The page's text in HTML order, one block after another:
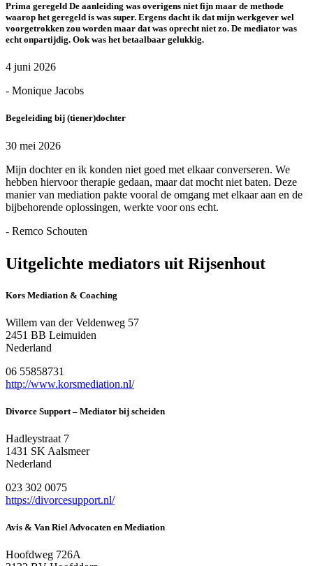
Prima geregeld De aanleiding was overigens niet fijn maar de methode
waarop het geregeld is was super. Ergens dacht ik dat mijn werkgever wel
voorgetrokken zou worden maar dat was oprecht niet zo. De mediator was
echt onpartijdig. Ook was het betaalbaar gelukkig.
4 juni 2026
- Monique Jacobs
Begeleiding bij (tiener)dochter
30 mei 2026
Mijn dochter en ik konden niet goed met elkaar converseren. We
hebben hiervoor therapie gedaan, maar dat mocht niet baten. Deze
manier van mediation pakte vooral de omgang met elkaar aan en de
bijbehorende oplossingen, werkte voor ons echt.
- Remco Schouten
Uitgelichte mediators uit Rijsenhout
Kors Mediation & Coaching
Willem van der Veldenweg 57
2451 BB Leimuiden
Nederland
06 55858731
http://www.korsmediation.nl/
Divorce Support – Mediator bij scheiden
Hadleystraat 7
1431 SK Aalsmeer
Nederland
023 302 0075
https://divorcesupport.nl/
Avis & Van Riel Advocaten en Mediation
Hoofdweg 726A